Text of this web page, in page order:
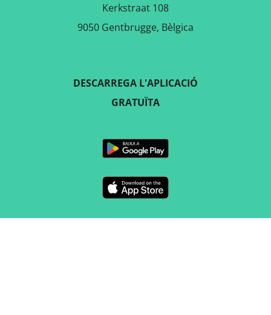
Kerkstraat 108
9050 Gentbrugge, Bèlgica
DESCARREGA L'APLICACIÓ
GRATUÏTA